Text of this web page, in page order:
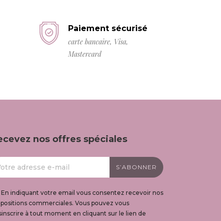
Paiement sécurisé
carte bancaire, Visa,
Mastercard
nos offres spéciales
En indiquant votre email vous consentez recevoir nos
commerciales. Vous pouvez vous
à tout moment en cliquant sur le lien de